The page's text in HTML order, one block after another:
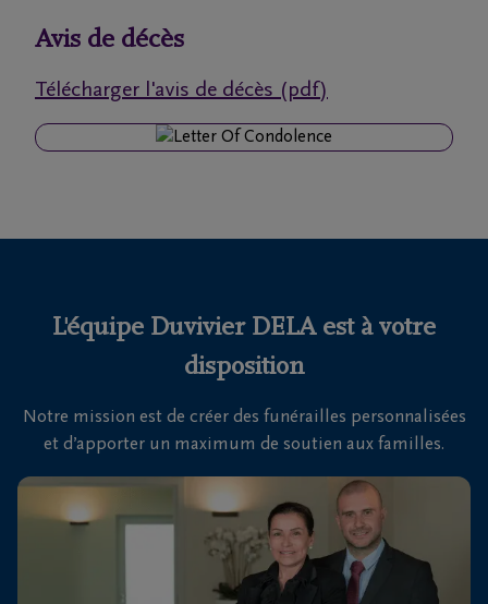
de
funéraire
fréquemment
Nous
sommes
là pour
24h/24
Avis de décès
Télécharger l'avis de décès (pdf)
L'équipe Duvivier DELA est à votre
disposition
Notre mission est de créer des funérailles personnalisées
et d’apporter un maximum de soutien aux familles.